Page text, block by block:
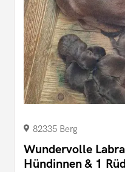
82335 Berg
Wundervolle
Hündinnen & 1